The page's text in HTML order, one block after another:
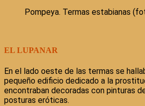
Pompeya. Termas estabianas
EL LUPANAR
En el lado oeste de las termas se
pequeño edificio dedicado a la
encontraban decoradas con pinturas
posturas eróticas.